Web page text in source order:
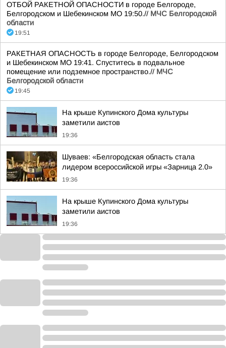
ОТБОЙ РАКЕТНОЙ ОПАСНОСТИ в городе Белгороде,
Белгородском и Шебекинском МО 19:50.// МЧС Белгородской
области
19:51
РАКЕТНАЯ ОПАСНОСТЬ в городе Белгороде, Белгородском
и Шебекинском МО 19:41. Спуститесь в подвальное
помещение или подземное пространство.// МЧС
Белгородской области
19:45
На крыше Купинского Дома культуры
заметили аистов
19:36
Шуваев: «Белгородская область стала
лидером всероссийской игры «Зарница 2.0»
19:36
На крыше Купинского Дома культуры
заметили аистов
19:36